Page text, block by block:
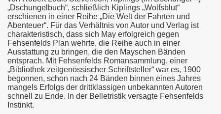
„Dschungelbuch“, schließlich Kiplings „Wolfsblut“
erschienen in einer Reihe „Die Welt der Fahrten und
Abenteuer“. Für das Verhältnis von Autor und Verlag ist
charakteristisch, dass sich May erfolgreich gegen
Fehsenfelds Plan wehrte, die Reihe auch in einer
Ausstattung zu bringen, die den Mayschen Bänden
entsprach. Mit Fehsenfelds Romansammlung, einer
„Bibliothek zeitgenössischer Schriftsteller“ war es, 1900
begonnen, schon nach 24 Bänden binnen eines Jahres
mangels Erfolgs der drittklassigen unbekannten Autoren
schnell zu Ende. In der Belletristik versagte Fehsenfelds
Instinkt.